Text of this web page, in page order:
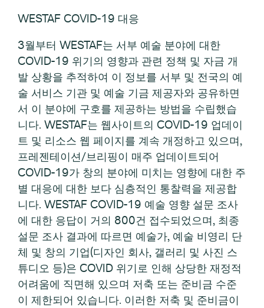
WESTAF COVID-19 대응
3월부터 WESTAF는 서부 예술 분야에 대한
COVID-19 위기의 영향과 관련 정책 및 자금 개
발 상황을 추적하여 이 정보를 서부 및 전국의 예
술 서비스 기관 및 예술 기금 제공자와 공유하면
서 이 분야에 구호를 제공하는 방법을 수립했습
니다. WESTAF는 웹사이트의 COVID-19 업데이
트 및 리소스 웹 페이지를 계속 개정하고 있으며,
프레젠테이션/브리핑이 매주 업데이트되어
COVID-19가 창의 분야에 미치는 영향에 대한 주
별 대응에 대한 보다 심층적인 통찰력을 제공합
니다. WESTAF COVID-19 예술 영향 설문 조사
에 대한 응답이 거의 800건 접수되었으며, 최종
설문 조사 결과에 따르면 예술가, 예술 비영리 단
체 및 창의 기업(디자인 회사, 갤러리 및 사진 스
튜디오 등)은 COVID 위기로 인해 상당한 재정적
어려움에 직면해 있으며 저축 또는 준비금 수준
이 제한되어 있습니다. 이러한 저축 및 준비금이